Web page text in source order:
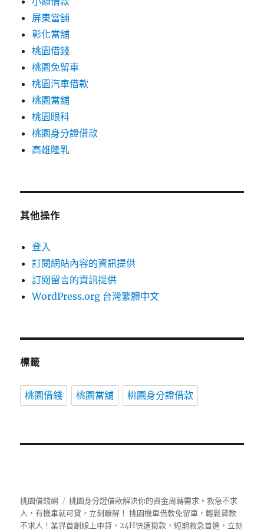
屏東當舖
彰化當舖
桃園借錢
桃園免留車
桃園汽車借款
桃園當舖
桃園眼科
桃園身分證借款
高雄隆乳
其他操作
登入
訂閱網站內容的資訊提供
訂閱留言的資訊提供
WordPress.org 台灣繁體中文
標籤
桃園借錢 桃園當舖 桃園身分證借款
桃園借錢網
桃園身分證借款解決你的資金周轉需求。救急不求
人，有機車就可貸，立刻瞭解！ 桃園機車借款免留車，輕鬆貸款
不求人！業界首創線上申貸，24H快速撥款，短期救急首選，立刻